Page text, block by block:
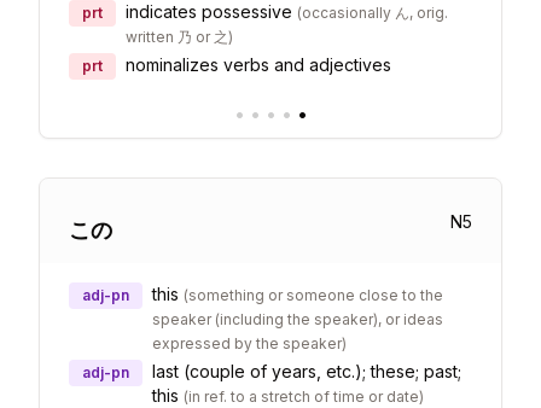
prt indicates possessive (occasionally ん, orig.
written 乃 or 之)
prt
nominalizes verbs and adjectives
• • • • •
この N5
adj-pn this (something or someone close to the
speaker (including the speaker), or ideas
expressed by the speaker)
adj-pn
last (couple of years, etc.); these; past;
this (in ref. to a stretch of time or date)